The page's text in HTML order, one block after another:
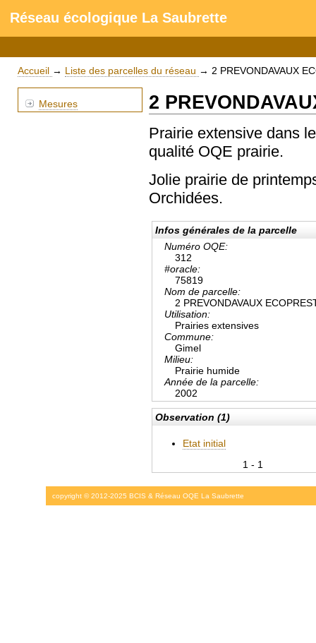
Réseau écologique La Saubrette
Accueil → Liste des parcelles du réseau → 2 PREVONDAVAUX
Mesures 2
Prairie extensive dans
qualité OQE prairie.
Jolie prairie de
Orchidées.
Infos générales de la parcelle
Numéro OQE:
312
#oracle:
75819
Nom de parcelle:
2 PREVONDAVAUX
Utilisation:
Prairies extensives
Commune:
Gimel
Milieu:
Prairie humide
Année de la parcelle:
2002
Observation (1)
Etat initial
1 - 1
copyright © 2012-2025 BCIS & Réseau OQE La Saubrette